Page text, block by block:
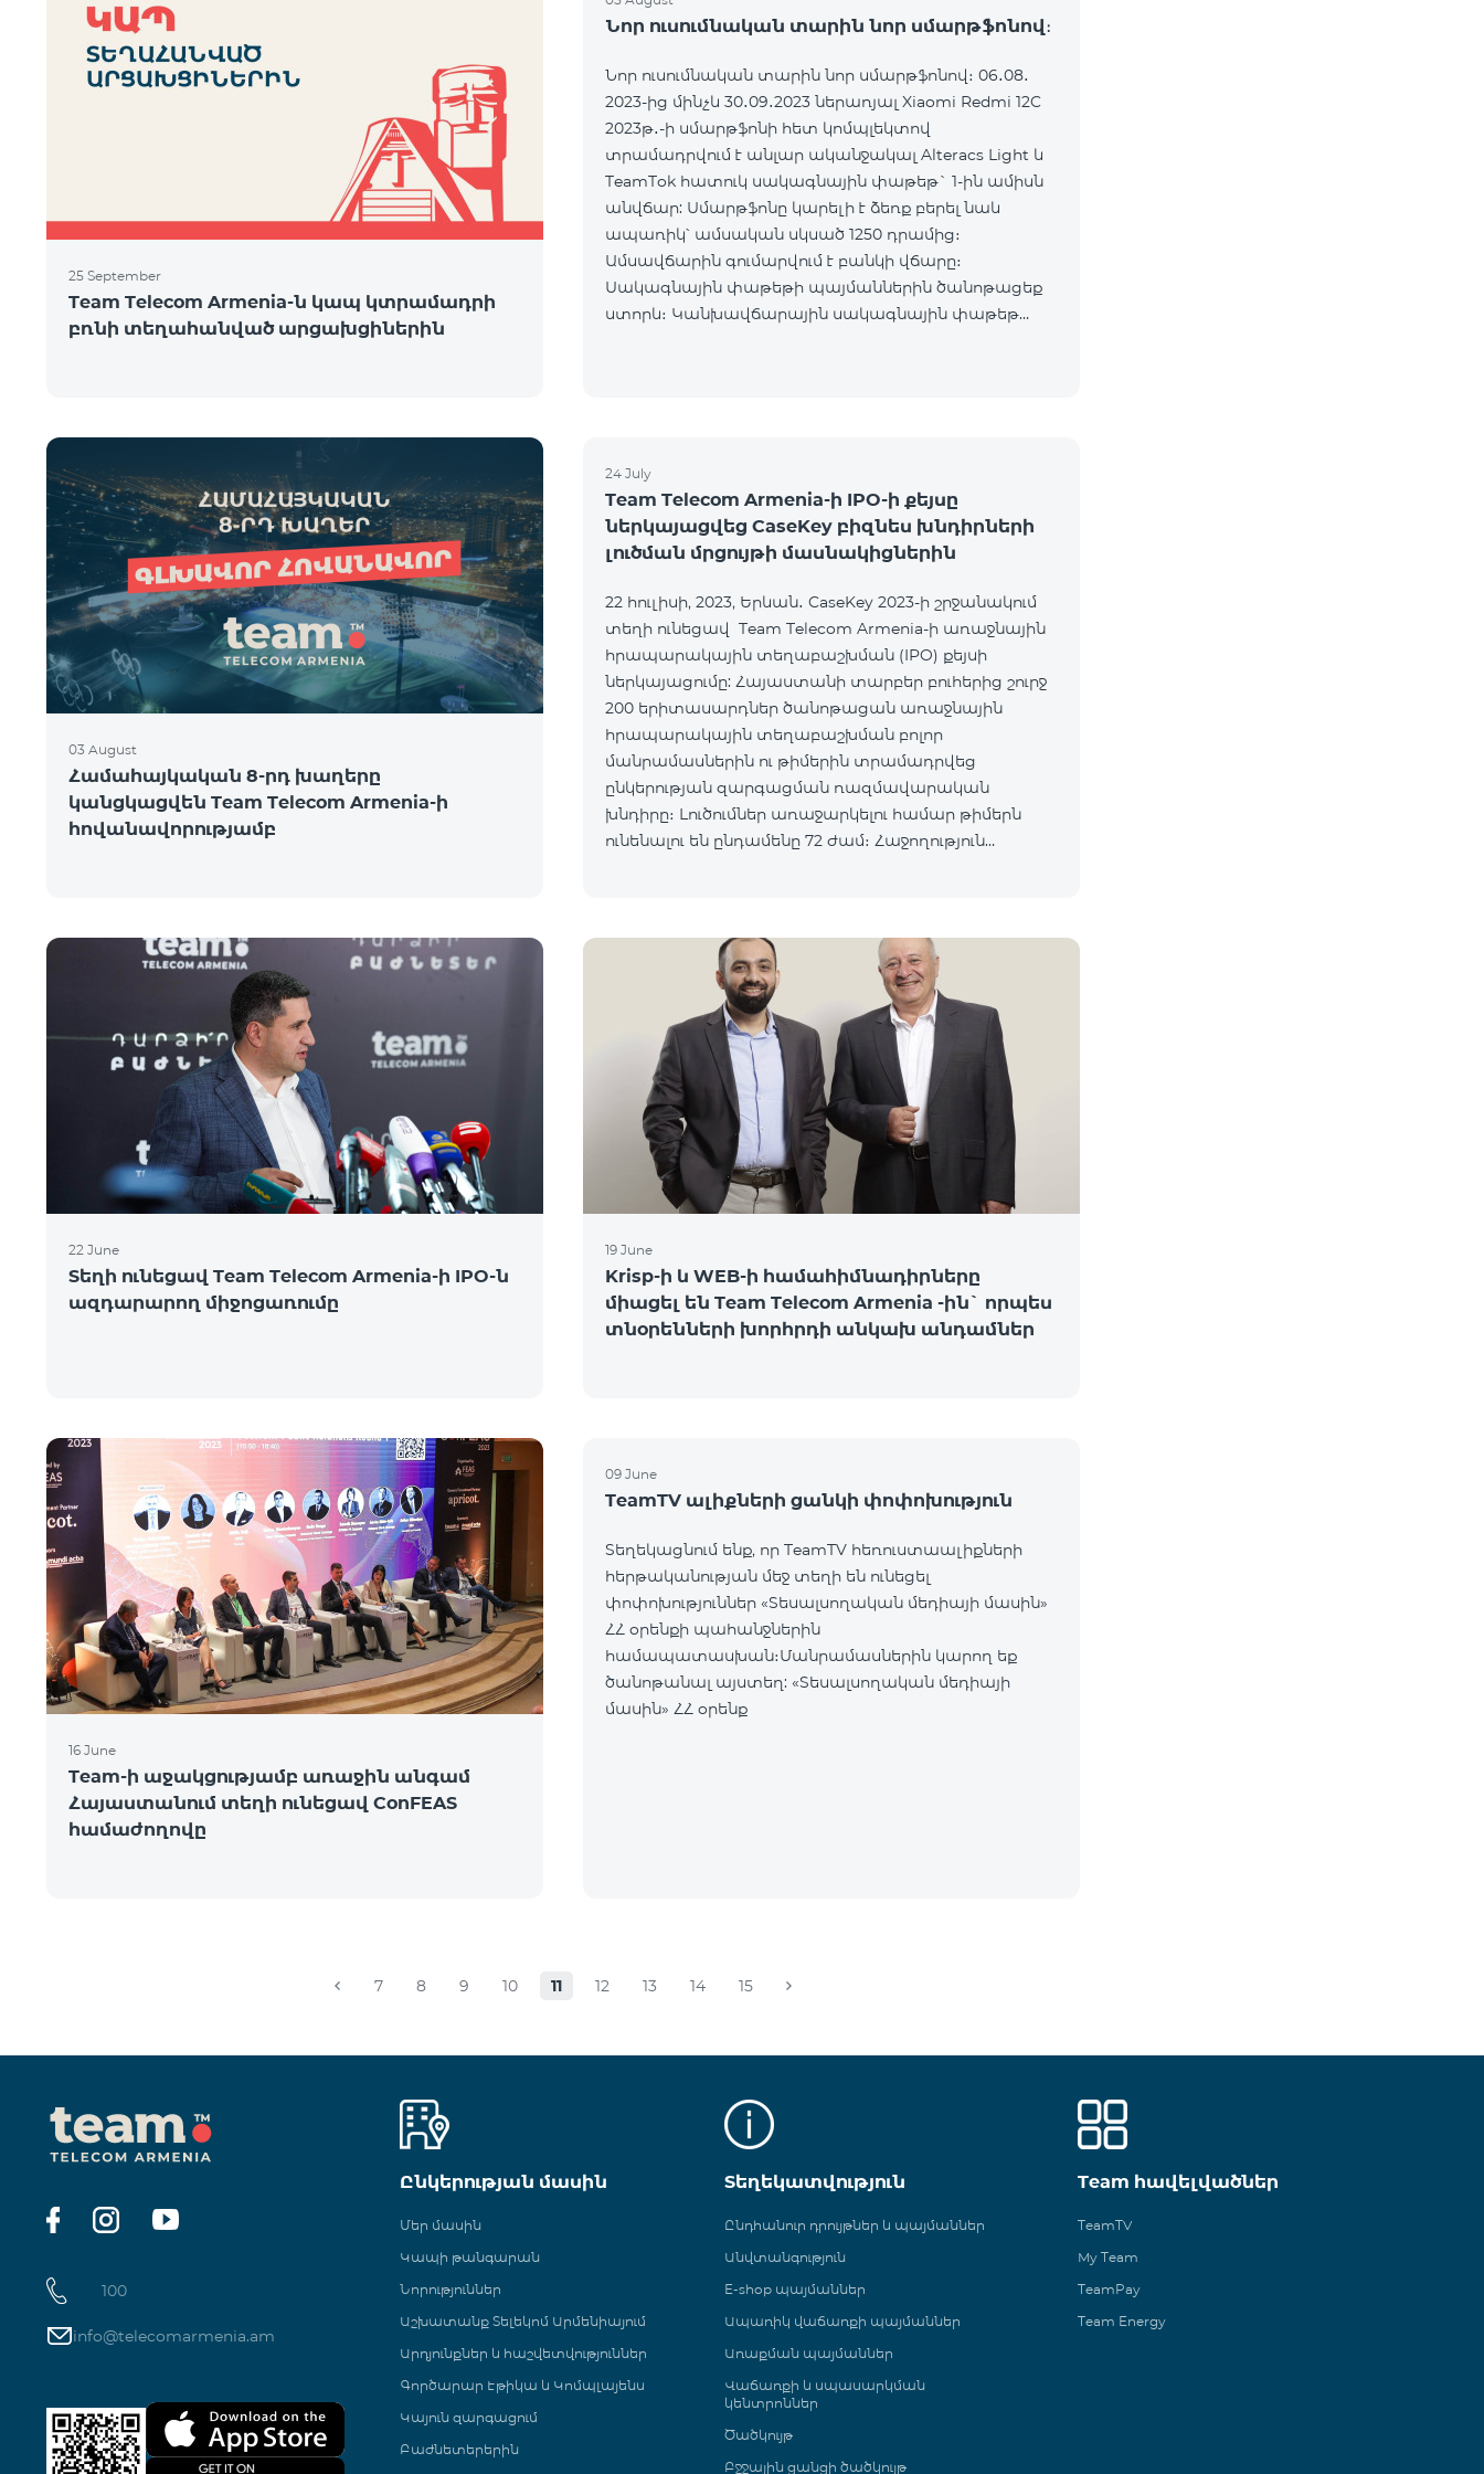
25 September
Team Telecom Armenia-ն կապ կտրամադրի
բռնի տեղահանված արցախցիներին
Նոր ուսումնական տարին նոր սմարթֆոնով։
Նոր ուսումնական տարին նոր սմարթֆոնով։ 06․08․
2023-ից մինչև 30․09․2023 ներառյալ Xiaomi Redmi 12C
2023թ․-ի սմարթֆոնի հետ կոմպլեկտով
տրամադրվում է անլար ականջակալ Alteracs Light և
TeamTok հատուկ սակագնային փաթեթ` 1-ին ամիսն
անվճար: Սմարթֆոնը կարելի է ձեռք բերել նաև
ապառիկ՝ ամսական սկսած 1250 դրամից։
Ամսավճարին գումարվում է բանկի վճարը։
Սակագնային փաթեթի պայմաններին ծանոթացեք
ստորև։ Կանխավճարային սակագնային փաթեթ
03 August
Համահայկական 8-րդ խաղերը
կանցկացվեն Team Telecom Armenia-ի
հովանավորությամբ
24 July
Team Telecom Armenia-ի IPO-ի քեյսը
ներկայացվեց CaseKey բիզնես խնդիրների
լուծման մրցույթի մասնակիցներին
22 հուլիսի, 2023, Երևան․ CaseKey 2023-ի շրջանակում
տեղի ունեցավ Team Telecom Armenia-ի առաջնային
հրապարակային տեղաբաշխման (IPO) քեյսի
ներկայացումը: Հայաստանի տարբեր բուհերից շուրջ
200 երիտասարդներ ծանոթացան առաջնային
հրապարակային տեղաբաշխման բոլոր
մանրամասներին ու թիմերին տրամադրվեց
ընկերության զարգացման ռազմավարական
խնդիրը։ Լուծումներ առաջարկելու համար թիմերն
ունենալու են ընդամենը 72 ժամ։ Հաջողություն
22 June
Տեղի ունեցավ Team Telecom Armenia-ի IPO-ն
ազդարարող միջոցառումը
19 June
Krisp-ի և WEB-ի համահիմնադիրները
միացել են Team Telecom Armenia -ին` որպես
տնօրենների խորհրդի անկախ անդամներ
16 June
Team-ի աջակցությամբ առաջին անգամ
Հայաստանում տեղի ունեցավ ConFEAS
համաժողովը
09 June
TeamTV ալիքների ցանկի փոփոխություն
Տեղեկացնում ենք, որ TeamTV հեռուստաալիքների
հերթականության մեջ տեղի են ունեցել
փոփոխություններ «Տեսալսողական մեդիայի մասին»
ՀՀ օրենքի պահանջներին
համապատասխան։Մանրամասներին կարող եք
ծանոթանալ այստեղ: «Տեսալսողական մեդիայի
մասին» ՀՀ օրենք
7 8 9 10 11 12 13 14 15
100
info@telecomarmenia.am
Ընկերության մասին
Մեր մասին
Կապի թանգարան
Նորություններ
Աշխատանք Տելեկոմ Արմենիայում
Արդյունքներ և հաշվետվություններ
Գործարար Էթիկա և Կոմպլայենս
Կայուն զարգացում
Բաժնետերերին
Տեղեկատվություն
Ընդհանուր դրույթներ և պայմաններ
Անվտանգություն
E-shop պայմաններ
Ապառիկ վաճառքի պայմաններ
Առաքման պայմաններ
Վաճառքի և սպասարկման
կենտրոններ
Ծածկույթ
Բջջային ցանցի ծածկույթ
Team հավելվածներ
TeamTV
My Team
TeamPay
Team Energy